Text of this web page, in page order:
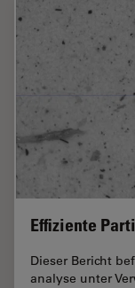
Effiziente
Dieser Bericht
analyse unter